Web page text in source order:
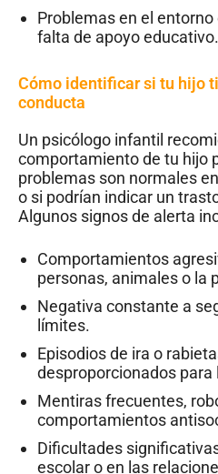
Problemas en el
falta de apoyo educativo.
Cómo identificar si tu hijo
conducta
Un psicólogo infantil
comportamiento de tu hijo
problemas son normales
o si podrían indicar un
Algunos signos de alerta
Comportamientos
personas, animales o la
Negativa constante a
límites.
Episodios de ira o
desproporcionados para
Mentiras frecuentes,
comportamientos
Dificultades
escolar o en las